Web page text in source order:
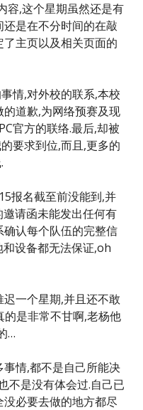
容,这个星期虽然还是有
是在不分时间的在敲
主页以及相关页面的
情,对外校的联系,本校
道歉,为网络预赛及现
官方的联络.最后,却被
要求到位,而且,更多的
报名截至前没能到,并
请函未能发出任何有
认每个队伍的完整信
设备都无法保证,oh
一个星期,并且还不敢
的是非常不甘啊,老杨他
…
情,都不是自己所能决
不是没有体会过.自己已
必要去做的地方都尽